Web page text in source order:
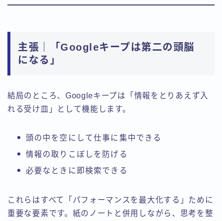
主張｜「Googleキープは第二の頭脳
になる」
結局のところ、Googleキープは「情報をとりあえず入
れる受け皿」として機能します。
頭の中を空にして仕事に集中できる
情報の取りこぼしを防げる
必要なときに即検索できる
これらはすべて「パフォーマンスを最大化する」ために
重要な要素です。紙のノートと併用しながら、思考を整